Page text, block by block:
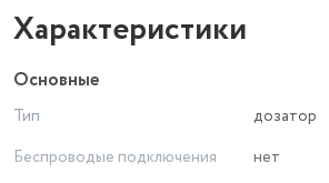
Характеристики
Основные
Тип
дозатор
Беспроводые подключения
нет